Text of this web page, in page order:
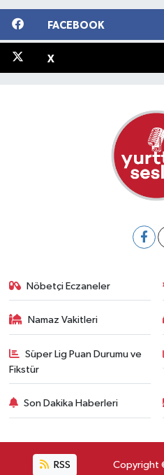
FACEBOOK
X
Nöbetçi Eczaneler
Namaz Vakitleri
Süper Lig Puan Durumu ve
Fikstür
Son Dakika Haberleri
RSS Copyright